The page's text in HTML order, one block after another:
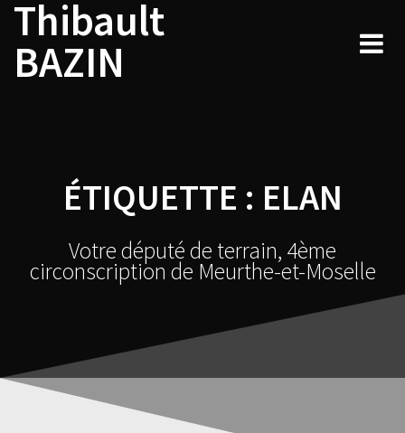
Skip
content
Thibault
BAZIN
ÉTIQUETTE : ELAN
Votre député de terrain, 4ème
circonscription de Meurthe-et-Moselle